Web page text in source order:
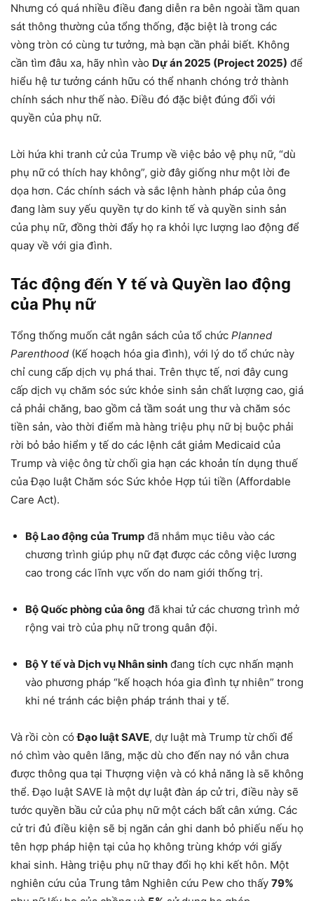
Nhưng có quá nhiều điều đang diễn ra bên ngoài tầm quan
sát thông thường của tổng thống, đặc biệt là trong các
vòng tròn có cùng tư tưởng, mà bạn cần phải biết. Không
cần tìm đâu xa, hãy nhìn vào Dự án 2025 (Project 2025) để
hiểu hệ tư tưởng cánh hữu có thể nhanh chóng trở thành
chính sách như thế nào. Điều đó đặc biệt đúng đối với
quyền của phụ nữ.
Lời hứa khi tranh cử của Trump về việc bảo vệ phụ nữ, “dù
phụ nữ có thích hay không”, giờ đây giống như một lời đe
dọa hơn. Các chính sách và sắc lệnh hành pháp của ông
đang làm suy yếu quyền tự do kinh tế và quyền sinh sản
của phụ nữ, đồng thời đẩy họ ra khỏi lực lượng lao động để
quay về với gia đình.
Tác động đến Y tế và Quyền lao động
của Phụ nữ
Tổng thống muốn cắt ngân sách của tổ chức Planned
Parenthood (Kế hoạch hóa gia đình), với lý do tổ chức này
chỉ cung cấp dịch vụ phá thai. Trên thực tế, nơi đây cung
cấp dịch vụ chăm sóc sức khỏe sinh sản chất lượng cao, giá
cả phải chăng, bao gồm cả tầm soát ung thư và chăm sóc
tiền sản, vào thời điểm mà hàng triệu phụ nữ bị buộc phải
rời bỏ bảo hiểm y tế do các lệnh cắt giảm Medicaid của
Trump và việc ông từ chối gia hạn các khoản tín dụng thuế
của Đạo luật Chăm sóc Sức khỏe Hợp túi tiền (Affordable
Care Act).
Bộ Lao động của Trump đã nhắm mục tiêu vào các
chương trình giúp phụ nữ đạt được các công việc lương
cao trong các lĩnh vực vốn do nam giới thống trị.
Bộ Quốc phòng của ông đã khai tử các chương trình mở
rộng vai trò của phụ nữ trong quân đội.
Bộ Y tế và Dịch vụ Nhân sinh đang tích cực nhấn mạnh
vào phương pháp “kế hoạch hóa gia đình tự nhiên” trong
khi né tránh các biện pháp tránh thai y tế.
Và rồi còn cóĐạo luật SAVE, dự luật mà Trump từ chối để
nó chìm vào quên lãng, mặc dù cho đến nay nó vẫn chưa
được thông qua tại Thượng viện và có khả năng là sẽ không
thể. Đạo luật SAVE là một dự luật đàn áp cử tri, điều này sẽ
tước quyền bầu cử của phụ nữ một cách bất cân xứng. Các
cử tri đủ điều kiện sẽ bị ngăn cản ghi danh bỏ phiếu nếu họ
tên hợp pháp hiện tại của họ không trùng khớp với giấy
khai sinh. Hàng triệu phụ nữ thay đổi họ khi kết hôn. Một
nghiên cứu của Trung tâm Nghiên cứu Pew cho thấy 79%